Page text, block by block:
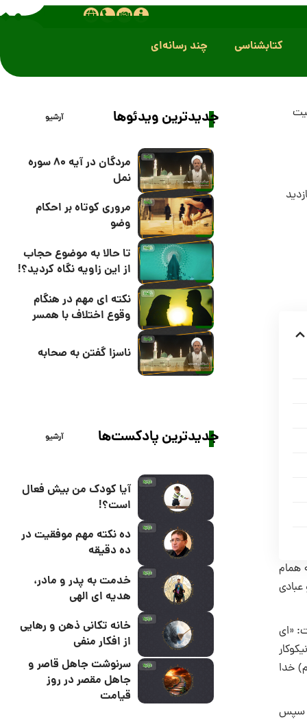
کتابشناسی چند رسانه‌ای
همام
عبادی
السلام)، گفت: «ای
خدا
سپس
جدیدترین ویدئوها آرشیو
مردگان در آیه 80 سوره
نمل
مروری کوتاه بر احکام
وضو
تا حالا به موضوع حجاب
از این زاویه نگاه کردید؟!
نکته ای مهم در هنگام
وقوع اختلاف با همسر
ناسزا گفتن به صحابه
جدیدترین پادکست‌ها آرشیو
آیا کودک من بیش فعال
است؟!
ده نکته مهم موفقیت در
ده دقیقه
خدمت به پدر و مادر،
هدیه ای الهی
خانه تکانی ذهن و رهایی
از افکار منفی
سرنوشت جاهل قاصر و
جاهل مقصر در روز
قیامت